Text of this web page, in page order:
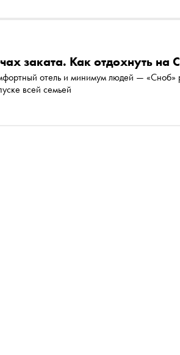
заката. Как отдохнуть на
отель и минимум людей —
всей семьей